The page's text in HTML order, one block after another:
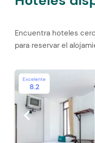
Encuentra hoteles
para reservar el
Excelente
8.2
chevron_left